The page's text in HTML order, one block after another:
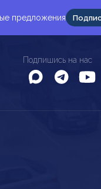
предложения
Подпишись на нас